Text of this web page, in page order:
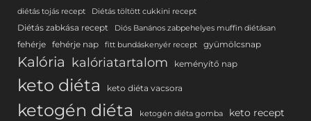
diétás tojás recept Diétás töltött cukkini recept
Diétás zabkása recept Diós Banános zabpehelyes muffin diétásan
fehérje fehérje nap fitt bundáskenyér recept gyümölcsnap
Kalória kalóriatartalom keményítő nap
keto diéta keto diéta vacsora
ketogén diéta ketogén diéta gomba keto recept